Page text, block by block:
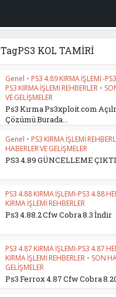
TagPS3 KOL TAMİRİ
Genel • PS3 4.89 KIRMA İŞLEMİ -
PS3 KIRMA İŞLEMİ REHBERLER •
VE GELİŞMELER
Ps3 Kırma Ps3xploit.com
Çözümü Burada...
Genel • PS3 KIRMA İŞLEMİ
HABERLER VE GELİŞMELER
PS3 4.89 GÜNCELLEME
PS3 4.88 KIRMA İŞLEMİ-PS3 4.88
KIRMA İŞLEMİ REHBERLER
Ps3 4.88.2 Cfw Cobra 8.3 İndir
PS3 4.87 KIRMA İŞLEMİ-PS3 4.87
KIRMA İŞLEMİ REHBERLER • SON
GELİŞMELER
Ps3 Ferrox 4.87 Cfw Cobra